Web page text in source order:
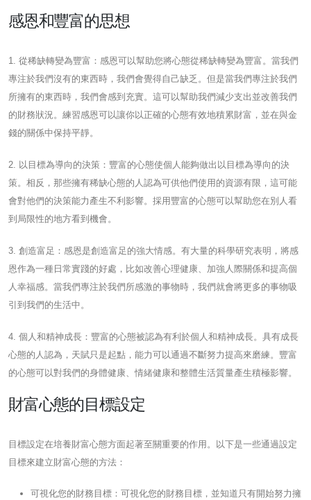
感恩和豐富的思想
1. 從稀缺轉變為豐富：感恩可以幫助您將心態從稀缺轉變為豐富。當我們
專注於我們沒有的東西時，我們會覺得自己缺乏。但是當我們專注於我們
所擁有的東西時，我們會感到充實。這可以幫助我們減少支出並改善我們
的財務狀況。練習感恩可以讓你以正確的心態有效地積累財富，並在與金
錢的關係中保持平靜。
2. 以目標為導向的決策：豐富的心態使個人能夠做出以目標為導向的決
策。相反，那些擁有稀缺心態的人認為可供他們使用的資源有限，這可能
會對他們的決策能力產生不利影響。採用豐富的心態可以幫助您在別人看
到局限性的地方看到機會。
3. 創造富足：感恩是創造富足的強大情感。有大量的科學研究表明，將感
恩作為一種日常實踐的好處，比如改善心理健康、加強人際關係和提高個
人幸福感。當我們專注於我們所感激的事物時，我們就會將更多的事物吸
引到我們的生活中。
4. 個人和精神成長：豐富的心態被認為有利於個人和精神成長。具有成長
心態的人認為，天賦只是起點，能力可以通過不斷努力提高來磨練。豐富
的心態可以對我們的身體健康、情緒健康和整體生活質量產生積極影響。
財富心態的目標設定
目標設定在培養財富心態方面起著至關重要的作用。以下是一些通過設定
目標來建立財富心態的方法：
可視化您的財務目標：可視化您的財務目標，並知道只有開始努力擁